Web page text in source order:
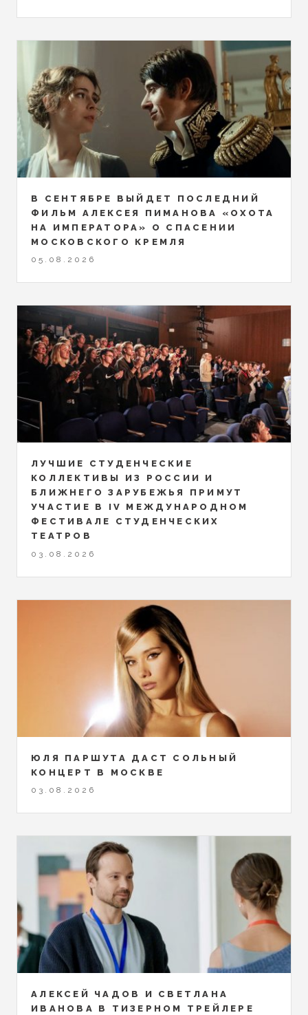
В СЕНТЯБРЕ ВЫЙДЕТ ПОСЛЕДНИЙ
ФИЛЬМ АЛЕКСЕЯ ПИМАНОВА «ОХОТА
НА ИМПЕРАТОРА» О СПАСЕНИИ
МОСКОВСКОГО КРЕМЛЯ
05.08.2026
ЛУЧШИЕ СТУДЕНЧЕСКИЕ
КОЛЛЕКТИВЫ ИЗ РОССИИ И
БЛИЖНЕГО ЗАРУБЕЖЬЯ ПРИМУТ
УЧАСТИЕ В IV МЕЖДУНАРОДНОМ
ФЕСТИВАЛЕ СТУДЕНЧЕСКИХ
ТЕАТРОВ
03.08.2026
ЮЛЯ ПАРШУТА ДАСТ СОЛЬНЫЙ
КОНЦЕРТ В МОСКВЕ
03.08.2026
АЛЕКСЕЙ ЧАДОВ И СВЕТЛАНА
ИВАНОВА В ТИЗЕРНОМ ТРЕЙЛЕРЕ